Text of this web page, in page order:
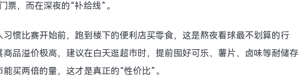
票，而在深夜的“补给线”。
习惯比赛开始前，跑到楼下的便利店买零食，这是熬夜看球最不划算的行
品溢价极高，建议在白天逛超市时，提前囤好可乐、薯片、卤味等耐储存
买两倍的量，这才是真正的“性价比”。